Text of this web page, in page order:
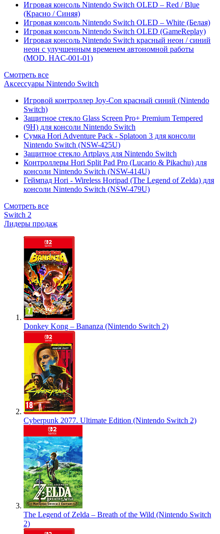
Игровая консоль Nintendo Switch OLED – Red / Blue
(Красно / Синяя)
Игровая консоль Nintendo Switch OLED – White (Белая)
Игровая консоль Nintendo Switch OLED (GameReplay)
Игровая консоль Nintendo Switch красный неон / синий
неон с улучшенным временем автономной работы
(MOD. HAC-001-01)
Смотреть все
Аксессуары Nintendo Switch
Игровой контроллер Joy-Con красный синий (Nintendo
Switch)
Защитное стекло Glass Screen Pro+ Premium Tempered
(9H) для консоли Nintendo Switch
Сумка Hori Adventure Pack - Splatoon 3 для консоли
Nintendo Switch (NSW-425U)
Защитное стекло Artplays для Nintendo Switch
Контроллеры Hori Split Pad Pro (Lucario & Pikachu) для
консоли Nintendo Switch (NSW-414U)
Геймпад Hori - Wireless Horipad (The Legend of Zelda) для
консоли Nintendo Switch (NSW-479U)
Смотреть все
Switch 2
Лидеры продаж
Donkey Kong – Bananza (Nintendo Switch 2)
Cyberpunk 2077. Ultimate Edition (Nintendo Switch 2)
The Legend of Zelda – Breath of the Wild (Nintendo Switch
2)